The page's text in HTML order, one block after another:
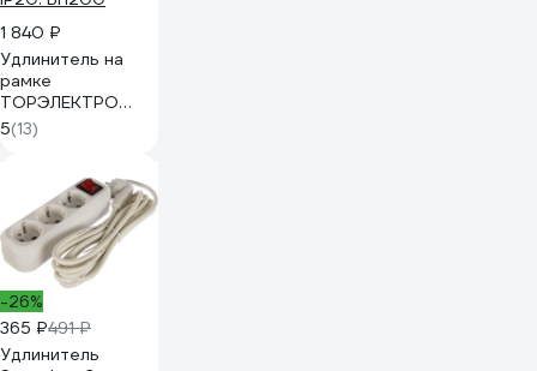
1 840 ₽
Удлинитель на
рамке
ТОРЭЛЕКТРО
серии
ВОЛЬТПРОМ ПВС
IP20. ВП200
5(13)
-26%
365 ₽491 ₽
Удлинитель